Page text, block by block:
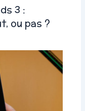
3 :
ou pas ?